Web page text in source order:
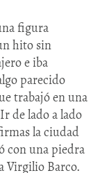
figura
hito sin
e iba
parecido
trabajó en una
de lado a lado
la ciudad
con una piedra
Virgilio Barco.